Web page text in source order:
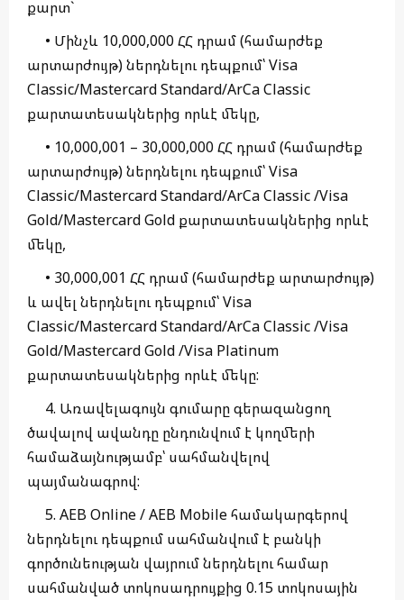
քարտ`
• Մինչև 10,000,000 ՀՀ դրամ (համարժեք
արտարժույթ) ներդնելու դեպքում՝ Visa
Classic/Mastercard Standard/ArCa Classic
քարտատեսակներից որևէ մեկը,
• 10,000,001 – 30,000,000 ՀՀ դրամ (համարժեք
արտարժույթ) ներդնելու դեպքում՝ Visa
Classic/Mastercard Standard/ArCa Classic /Visa
Gold/Mastercard Gold քարտատեսակներից որևէ
մեկը,
• 30,000,001 ՀՀ դրամ (համարժեք արտարժույթ)
և ավել ներդնելու դեպքում՝ Visa
Classic/Mastercard Standard/ArCa Classic /Visa
Gold/Mastercard Gold /Visa Platinum
քարտատեսակներից որևէ մեկը:
4. Առավելագույն գումարը գերազանցող
ծավալով ավանդը ընդունվում է կողմերի
համաձայնությամբ՝ սահմանվելով
պայմանագրով:
5. AEB Online / AEB Mobile համակարգերով
ներդնելու դեպքում սահմանվում է բանկի
գործունեության վայրում ներդնելու համար
սահմանված տոկոսադրույքից 0.15 տոկոսային